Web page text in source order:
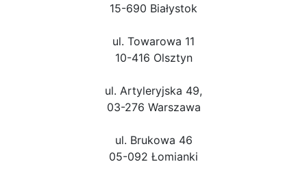
15-690 Białystok
ul. Towarowa 11
10-416 Olsztyn
ul. Artyleryjska 49,
03-276 Warszawa
ul. Brukowa 46
05-092 Łomianki